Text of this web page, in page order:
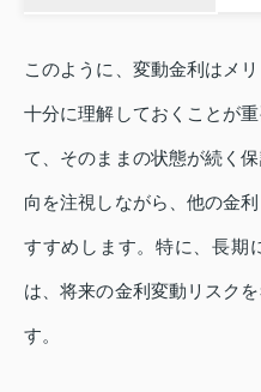
このように、変動金利はメ
十分に理解しておくことが
て、そのままの状態が続く
向を注視しながら、他の金
すすめします。特に、長期
は、将来の金利変動リスク
す。